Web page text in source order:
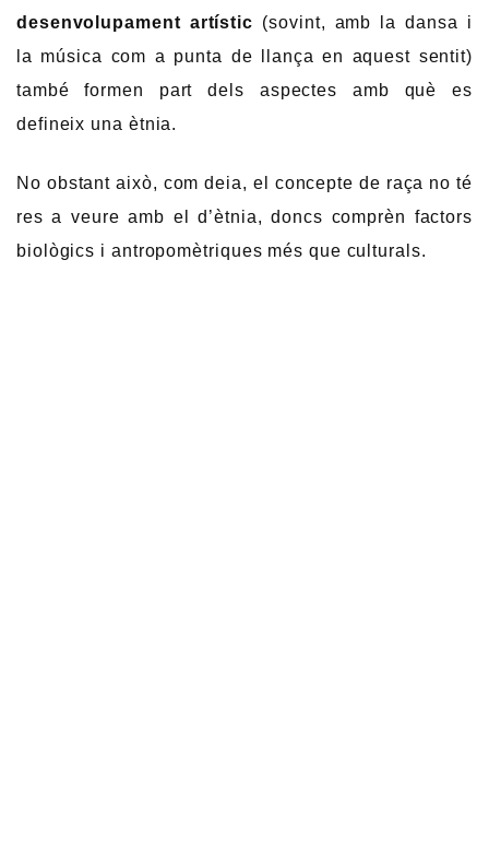
desenvolupament artístic (sovint, amb la dansa i
la música com a punta de llança en aquest sentit)
també formen part dels aspectes amb què es
defineix una ètnia.
No obstant això, com deia, el concepte de raça no té
res a veure amb el d’ètnia, doncs comprèn factors
biològics i antropomètriques més que culturals.